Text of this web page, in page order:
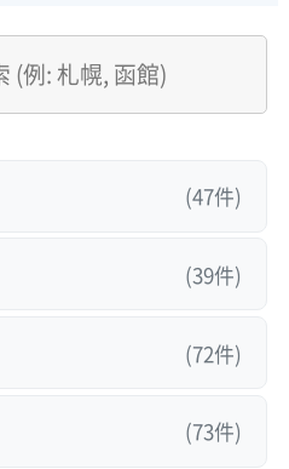
(47件)
(39件)
(72件)
(73件)